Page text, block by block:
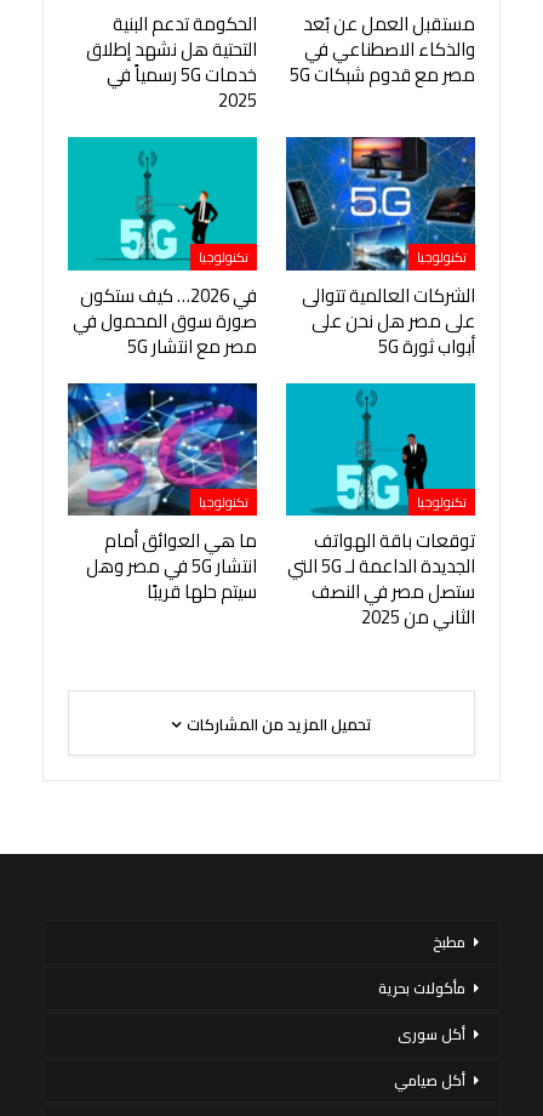
مستقبل العمل عن بُعد
والذكاء الاصطناعي في
مصر مع قدوم شبكات 5G
الحكومة تدعم البنية
التحتية هل نشهد إطلاق
خدمات 5G رسمياً في
2025
تكنولوجيا
الشركات العالمية تتوالى
على مصر هل نحن على
أبواب ثورة 5G
تكنولوجيا
في 2026… كيف ستكون
صورة سوق المحمول في
مصر مع انتشار 5G
تكنولوجيا
توقعات باقة الهواتف
الجديدة الداعمة لـ 5G التي
ستصل مصر في النصف
الثاني من 2025
تكنولوجيا
ما هي العوائق أمام
انتشار 5G في مصر وهل
سيتم حلها قريبًا
تحميل المزيد من المشاركات
مطبخ
مأكولات بحرية
أكل سورى
أكل صيامي